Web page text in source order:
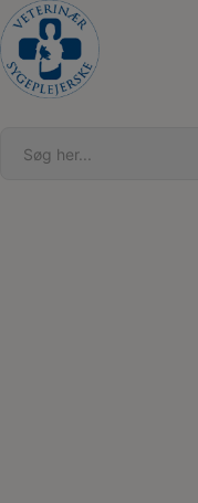
Hop
til
indholdet
Søg her...